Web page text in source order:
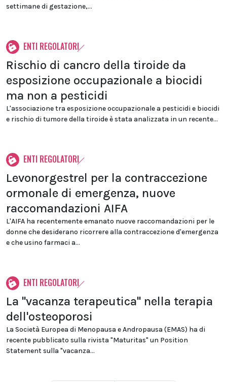
settimane di gestazione,...
ENTI REGOLATORI
Rischio di cancro della tiroide da
esposizione occupazionale a biocidi
ma non a pesticidi
L'associazione tra esposizione occupazionale a pesticidi e biocidi
e rischio di tumore della tiroide è stata analizzata in un recente...
ENTI REGOLATORI
Levonorgestrel per la contraccezione
ormonale di emergenza, nuove
raccomandazioni AIFA
L'AIFA ha recentemente emanato nuove raccomandazioni per le
donne che desiderano ricorrere alla contraccezione d'emergenza
e che usino farmaci a...
ENTI REGOLATORI
La "vacanza terapeutica" nella terapia
dell'osteoporosi
La Società Europea di Menopausa e Andropausa (EMAS) ha di
recente pubblicato sulla rivista "Maturitas" un Position
Statement sulla "vacanza...